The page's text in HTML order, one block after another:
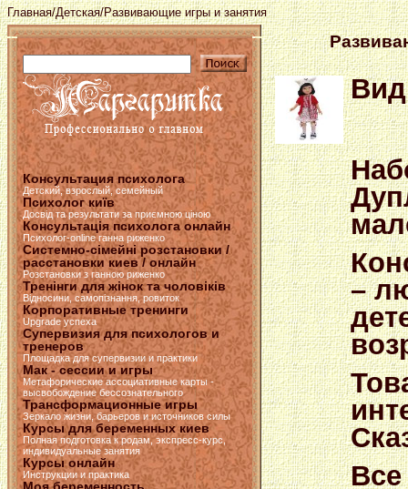
Главная/Детская/Развивающие игры и занятия
Консультация психолога
Детский, взрослый, семейный
Психолог київ
Досвід та результати за приємною ціною
Консультація психолога онлайн
Психолог-online ганна риженко
Системно-сімейні розстановки /
расстановки киев / онлайн
Розстановки з ганною риженко
Тренінги для жінок та чоловіків
Відносини, самопізнання, ровиток
Корпоративные тренинги
Upgrade успеха
Супервизия для психологов и
тренеров
Площадка для супервизии и практики
Мак - сессии и игры
Метафорические ассоциативные карты -
высвобождение бессознательного
Трансформационные игры
Зеркало жизни, барьеров и источников силы
Курсы для беременных киев
Полная подготовка к родам, экспресс-курс,
индивидуальные занятия
Курсы онлайн
Инструкции и практика
–